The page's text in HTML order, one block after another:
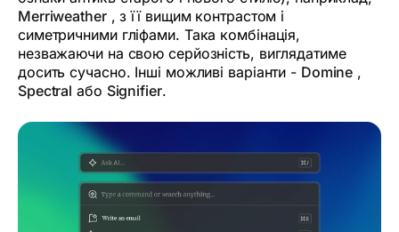
Merriweather, з її вищим контрастом і
симетричними гліфами. Така комбінація,
незважаючи на свою серйозність, виглядатиме
досить сучасно. Інші можливі варіанти - Domine ,
Spectral або Signifier.